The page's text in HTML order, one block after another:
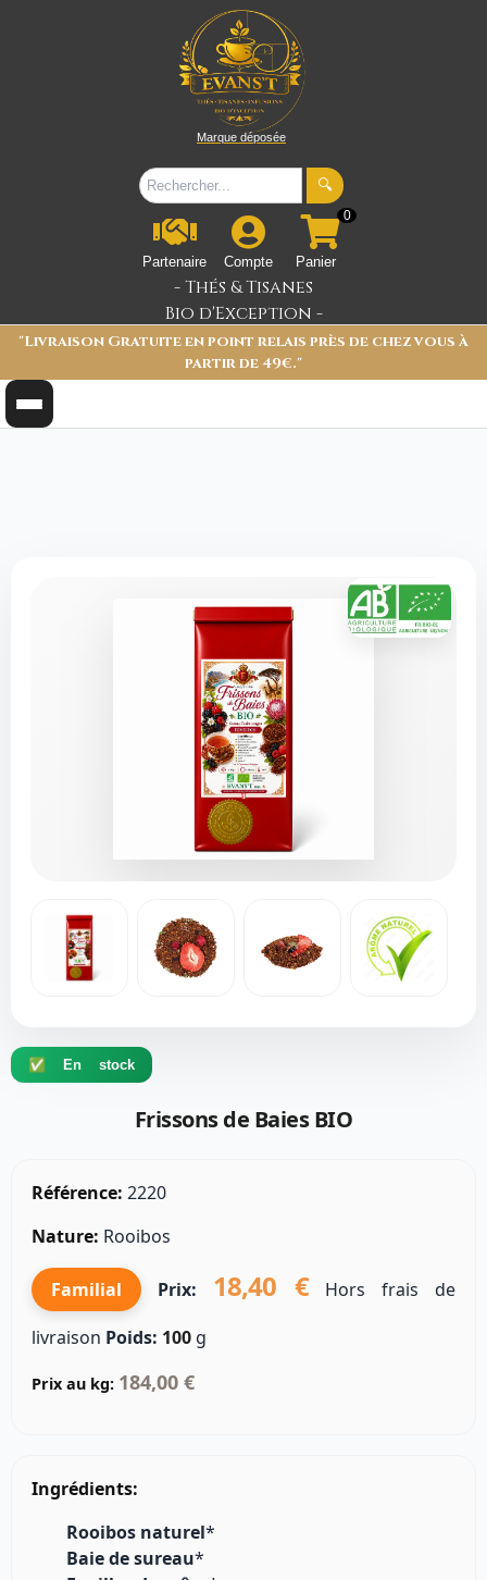
Marque déposée
🔍
Partenaire Compte
0
Panier
- Thés & Tisanes
Bio d'Exception -
"Livraison Gratuite en point relais près de chez vous à
partir de 49€."
✅ En stock
Frissons de Baies BIO
Référence: 2220
Nature: Rooibos
Familial Prix: 18,40 €Hors frais de
livraison Poids: 100 g
Prix au kg: 184,00 €
Ingrédients:
Rooibos naturel*
Baie de sureau*